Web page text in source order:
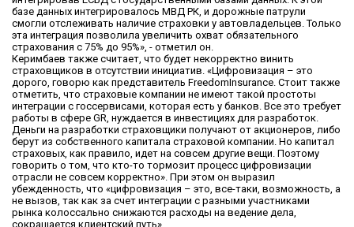
базе данных интегрировалось МВД РК, и дорожные патрули
смогли отслеживать наличие страховки у автовладельцев. Только
эта интеграция позволила увеличить охват обязательного
страхования с 75% до 95%», - отметил он.
Керимбаев также считает, что будет некорректно винить
страховщиков в отсутствии инициатив. «Цифровизация – это
дорого, говорю как представитель FreedomInsurance. Стоит также
отметить, что страховые компании не имеют такой простоты
интеграции с госсервисами, которая есть у банков. Все это требует
работы в сфере GR, нуждается в инвестициях для разработок.
Деньги на разработки страховщики получают от акционеров, либо
берут из собственного капитала страховой компании. Но капитал
страховых, как правило, идет на совсем другие вещи. Поэтому
говорить о том, что кто-то тормозит процесс цифровизации
отрасли не совсем корректно». При этом он выразил
убежденность, что «цифровизация – это, все-таки, возможность, а
не вызов, так как за счет интеграции с разными участниками
рынка колоссально снижаются расходы на ведение дела,
сокращается клиентский путь».